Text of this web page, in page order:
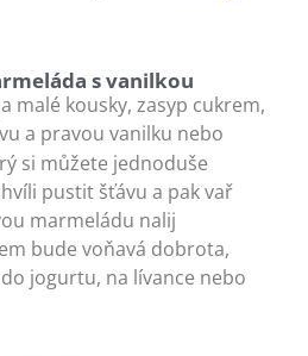
s vanilkou
malé kousky, zasyp cukrem,
a pravou vanilku nebo
si můžete jednoduše
pustit šťávu a pak vař
marmeládu nalij
bude voňavá dobrota,
jogurtu, na lívance nebo